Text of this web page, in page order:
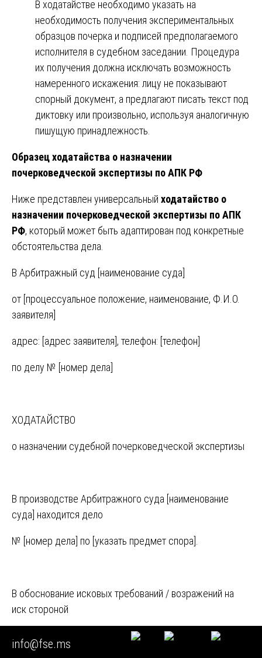
В ходатайстве необходимо указать на
необходимость получения экспериментальных
образцов почерка и подписей предполагаемого
исполнителя в судебном заседании. Процедура
их получения должна исключать возможность
намеренного искажения: лицу не показывают
спорный документ, а предлагают писать текст под
диктовку или произвольно, используя аналогичную
пишущую принадлежность.
Образец ходатайства о назначении
почерковедческой экспертизы по АПК РФ
Ниже представлен универсальный ходатайство о
назначении почерковедческой экспертизы по АПК
РФ, который может быть адаптирован под конкретные
обстоятельства дела.
В Арбитражный суд [наименование суда]
от [процессуальное положение, наименование, Ф.И.О.
заявителя]
адрес: [адрес заявителя], телефон: [телефон]
по делу № [номер дела]
ХОДАТАЙСТВО
о назначении судебной почерковедческой экспертизы
В производстве Арбитражного суда [наименование
суда] находится дело
№ [номер дела] по [указать предмет спора].
В обоснование исковых требований / возражений на
иск стороной
[наименование стороны] представлен [наименование
документа, например,
info@fse.ms